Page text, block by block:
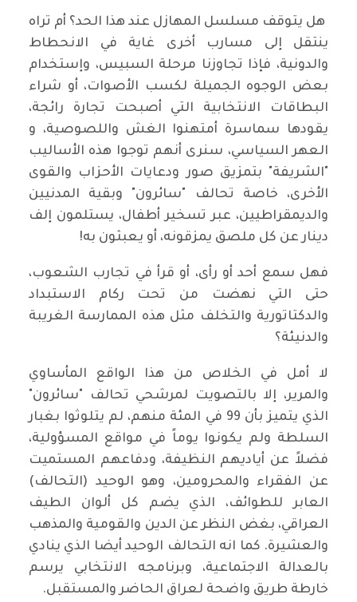
هل يتوقف مسلسل المهازل عند هذا الحد؟ أم تراه
ينتقل إلى مسارب أخرى غاية في الانحطاط
والدونية، فإذا تجاوزنا مرحلة السبيس، وإستخدام
بعض الوجوه الجميلة لكسب الأصوات، أو شراء
البطاقات الانتخابية التي أصبحت تجارة رائجة،
يقودها سماسرة أمتهنوا الغش واللصوصية، و
العهر السياسي، سنرى أنهم توجوا هذه الأساليب
"الشريفة" بتمزيق صور ودعايات الأحزاب والقوى
الأخرى، خاصة تحالف "سائرون" وبقية المدنيين
والديمقراطيين، عبر تسخير أطفال، يستلمون إلف
دينار عن كل ملصق يمزقونه، أو يعبثون به!
فهل سمع أحد أو رأى، أو قرأ في تجارب الشعوب،
حتى التي نهضت من تحت ركام الاستبداد
والدكتاتورية والتخلف مثل هذه الممارسة الغريبة
والدنيئة؟
لا أمل في الخلاص من هذا الواقع المأساوي
والمرير، إلا بالتصويت لمرشحي تحالف "سائرون"
الذي يتميز بأن 99 في المئة منهم، لم يتلوثوا بغبار
السلطة ولم يكونوا يوماً في مواقع المسؤولية،
فضلاً عن أياديهم النظيفة، ودفاعهم المستميت
عن الفقراء والمحرومين، وهو الوحيد (التحالف)
العابر للطوائف، الذي يضم كل ألوان الطيف
العراقي، بغض النظر عن الدين والقومية والمذهب
والعشيرة. كما انه التحالف الوحيد أيضا الذي ينادي
بالعدالة الاجتماعية، وبرنامجه الانتخابي يرسم
خارطة طريق واضحة لعراق الحاضر والمستقبل.